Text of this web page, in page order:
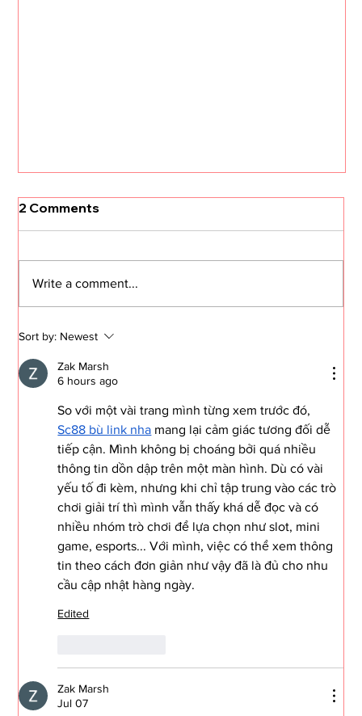
CS in the Age of Agents: Hype vs.
Reality
2 Comments
Write a comment...
Sort by: Newest
Zak Marsh
6 hours ago
So với một vài trang mình từng xem trước đó,
Sc88 bù link nha mang lại cảm giác tương đối dễ
tiếp cận. Mình không bị choáng bởi quá nhiều
thông tin dồn dập trên một màn hình. Dù có vài
yếu tố đi kèm, nhưng khi chỉ tập trung vào các trò
chơi giải trí thì mình vẫn thấy khá dễ đọc và có
nhiều nhóm trò chơi để lựa chọn như slot, mini
game, esports... Với mình, việc có thể xem thông
tin theo cách đơn giản như vậy đã là đủ cho nhu
cầu cập nhật hàng ngày.
Edited
Zak Marsh
Jul 07